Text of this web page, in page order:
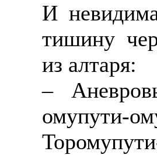
И
тишину
из алтаря:
–
омупути-